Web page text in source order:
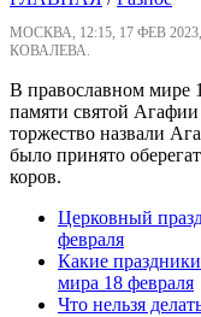
МОСКВА, 12:15, 17 ФЕВ
КОВАЛЕВА.
В православном мире
памяти святой
торжество назвали
было принято
коров.
Церковный
февраля
Какие
мира 18 февраля
Что нельзя